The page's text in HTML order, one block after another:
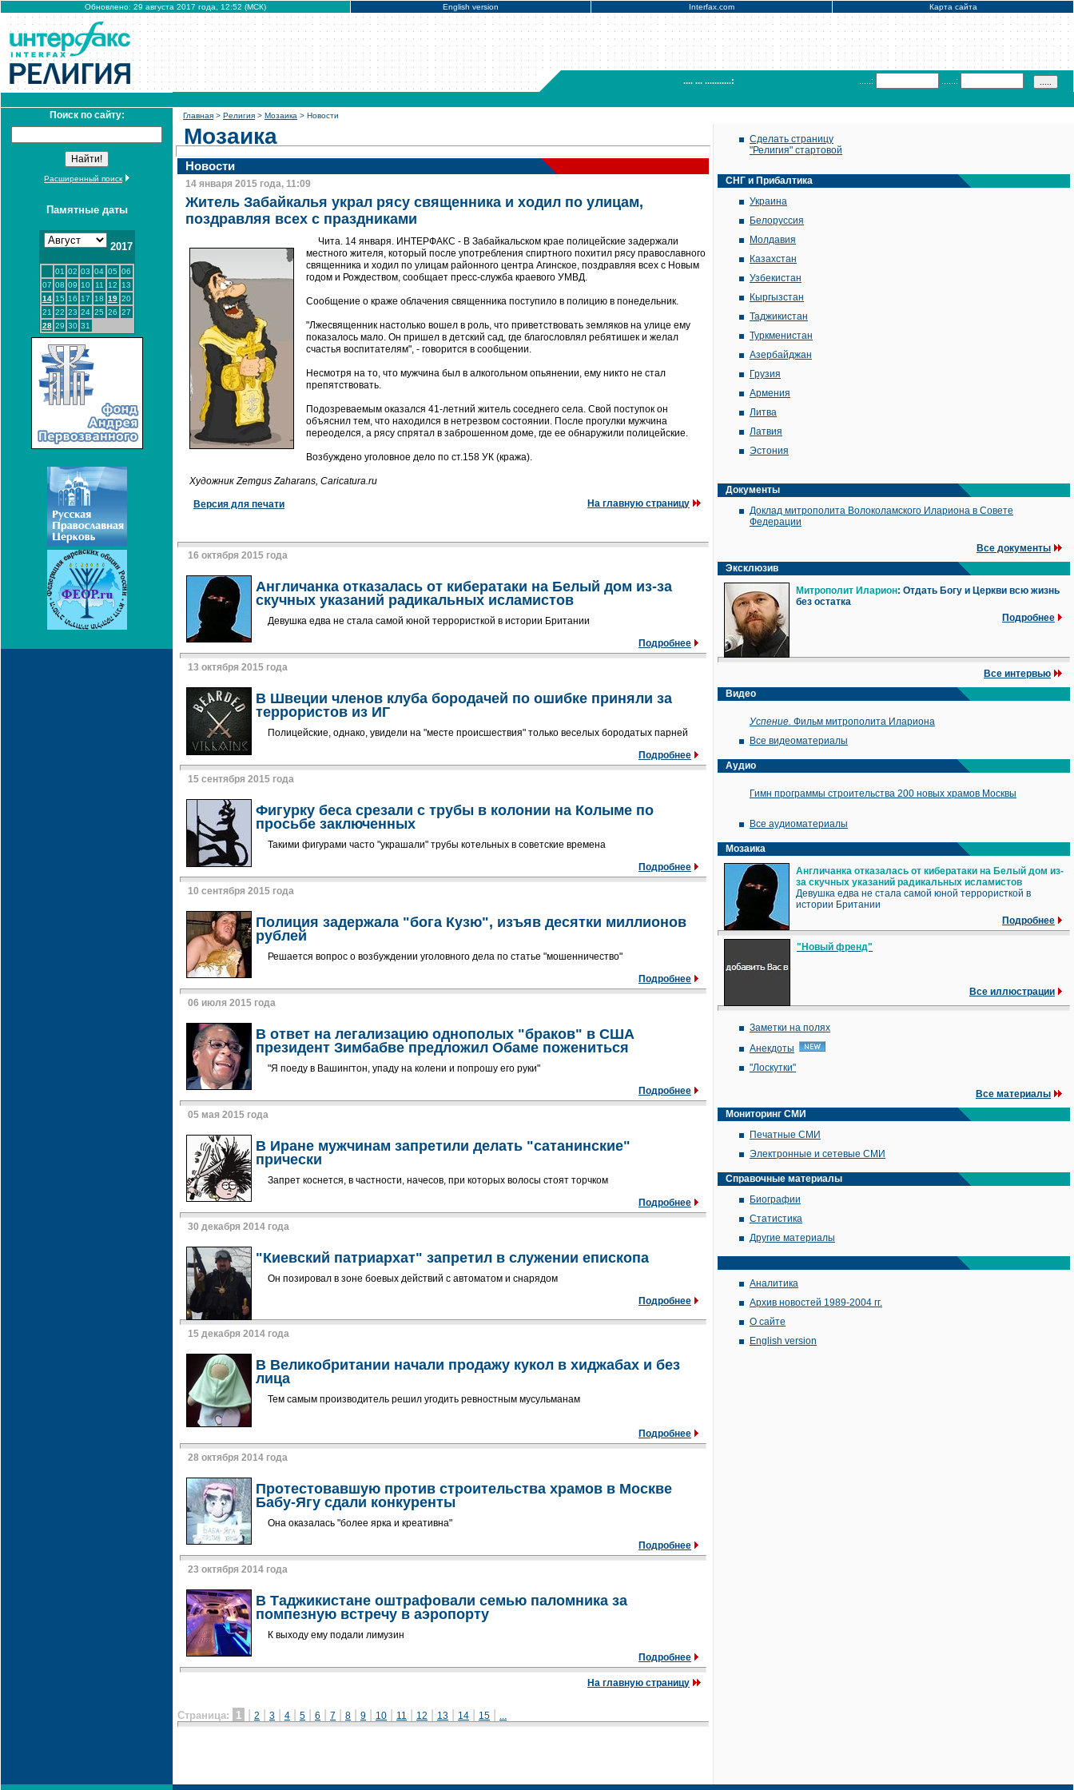
Обновлено: 29 августа 2017 года, 12:52 (МСК) English version Interfax.com Карта сайта
.... ... ...........: .....: ......:
Поиск по сайту:
Расширенный поиск
Памятные даты
2017
01 02 03 04 05 06
07 08 09 10 11 12
13
14 15 16 17 18 19 20
21 22 23 24 25 26 27
28 29 30 31
Главная > Религия > Мозаика > Новости
Мозаика
Новости
14 января 2015 года, 11:09
Житель Забайкалья украл рясу священника и ходил по улицам,
поздравляя всех с праздниками
Чита. 14 января. ИНТЕРФАКС - В Забайкальском крае полицейские задержали
местного жителя, который после употребления спиртного похитил рясу православного
священника и ходил по улицам районного центра Агинское, поздравляя всех с Новым
годом и Рождеством, сообщает пресс-служба краевого УМВД.
Сообщение о краже облачения священника поступило в полицию в понедельник.
"Лжесвященник настолько вошел в роль, что приветствовать земляков на улице ему
показалось мало. Он пришел в детский сад, где благословлял ребятишек и желал
счастья воспитателям", - говорится в сообщении.
Несмотря на то, что мужчина был в алкогольном опьянении, ему никто не стал
препятствовать.
Подозреваемым оказался 41-летний житель соседнего села. Свой поступок он
объяснил тем, что находился в нетрезвом состоянии. После прогулки мужчина
переоделся, а рясу спрятал в заброшенном доме, где ее обнаружили полицейские.
Возбуждено уголовное дело по ст.158 УК (кража).
Художник Zemgus Zaharans, Caricatura.ru
Версия для печати На главную страницу
16 октября 2015 года
Англичанка отказалась от кибератаки на Белый дом из-за
скучных указаний радикальных исламистов
Девушка едва не стала самой юной террористкой в истории Британии
Подробнее
13 октября 2015 года
В Швеции членов клуба бородачей по ошибке приняли за
террористов из ИГ
Полицейские, однако, увидели на "месте происшествия" только веселых бородатых парней
Подробнее
15 сентября 2015 года
Фигурку беса срезали с трубы в колонии на Колыме по
просьбе заключенных
Такими фигурами часто "украшали" трубы котельных в советские времена
Подробнее
10 сентября 2015 года
Полиция задержала "бога Кузю", изъяв десятки миллионов
рублей
Решается вопрос о возбуждении уголовного дела по статье "мошенничество"
Подробнее
06 июля 2015 года
В ответ на легализацию однополых "браков" в США
президент Зимбабве предложил Обаме пожениться
"Я поеду в Вашингтон, упаду на колени и попрошу его руки"
Подробнее
05 мая 2015 года
В Иране мужчинам запретили делать "сатанинские"
прически
Запрет коснется, в частности, начесов, при которых волосы стоят торчком
Подробнее
30 декабря 2014 года
"Киевский патриархат" запретил в служении епископа
Он позировал в зоне боевых действий с автоматом и снарядом
Подробнее
15 декабря 2014 года
В Великобритании начали продажу кукол в хиджабах и без
лица
Тем самым производитель решил угодить ревностным мусульманам
Подробнее
28 октября 2014 года
Протестовавшую против строительства храмов в Москве
Бабу-Ягу сдали конкуренты
Она оказалась "более ярка и креативна"
Подробнее
23 октября 2014 года
В Таджикистане оштрафовали семью паломника за
помпезную встречу в аэропорту
К выходу ему подали лимузин
Подробнее
На главную страницу
Страница: 1 2 3 4 5 6 7 8 9 10 11 12 13 14 15 ...
Сделать страницу
"Религия" стартовой
СНГ и Прибалтика
Украина
Белоруссия
Молдавия
Казахстан
Узбекистан
Кыргызстан
Таджикистан
Туркменистан
Азербайджан
Грузия
Армения
Литва
Латвия
Эстония
Документы
Доклад митрополита Волоколамского Илариона в Совете
Федерации
Все документы
Эксклюзив
Митрополит Иларион: Отдать Богу и Церкви всю жизнь
без остатка
Подробнее
Все интервью
Видео
Успение. Фильм митрополита Илариона
Все видеоматериалы
Аудио
Гимн программы строительства 200 новых храмов Москвы
Все аудиоматериалы
Мозаика
Англичанка отказалась от кибератаки на Белый дом из-
за скучных указаний радикальных исламистов
Девушка едва не стала самой юной террористкой в
истории Британии
Подробнее
"Новый френд"
Все иллюстрации
Заметки на полях
Анекдоты
"Лоскутки"
Все материалы
Мониторинг СМИ
Печатные СМИ
Электронные и сетевые СМИ
Справочные материалы
Биографии
Статистика
Другие материалы
Аналитика
Архив новостей 1989-2004 гг.
О сайте
English version